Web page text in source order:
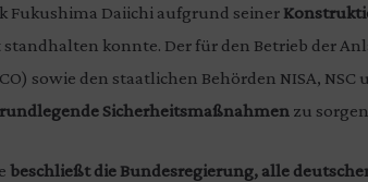
Fukushima Daiichi aufgrund seiner
konnte. Der für den Betrieb der
sowie den staatlichen Behörden NISA, NSC
Sicherheitsmaßnahmen zu
beschließt die Bundesregierung, alle